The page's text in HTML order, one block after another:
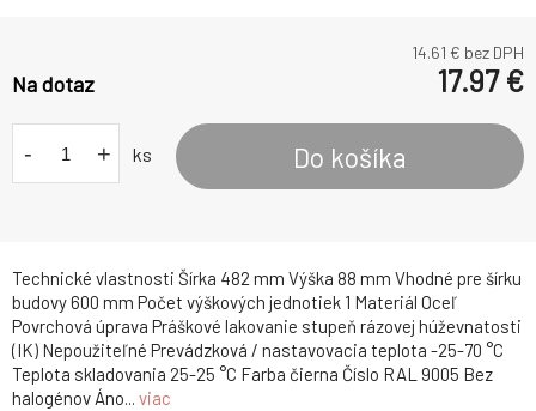
Technické vlastnosti Šírka 482 mm Výška 88 mm Vhodné pre šírku
budovy 600 mm Počet výškových jednotiek 1 Materiál Oceľ
Povrchová úprava Práškové lakovanie stupeň rázovej húževnatosti
(IK) Nepoužiteľné Prevádzková / nastavovacia teplota -25-70 °C
Teplota skladovania 25-25 °C Farba čierna Číslo RAL 9005 Bez
halogénov Áno... viac
14.61 € bez DPH
Na dotaz 17.97€
- + ks Do košíka